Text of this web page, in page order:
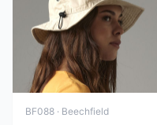
BF088 · Beechfield